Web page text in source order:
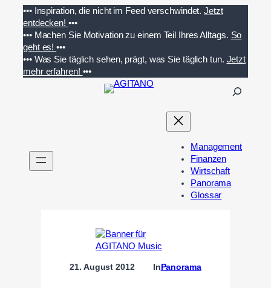
Inhalt
springen
••• Inspiration, die nicht im Feed verschwindet. Jetzt
entdecken! •••
••• Machen Sie Motivation zu einem Teil Ihres Alltags. So
geht es!•••
••• Was Sie täglich sehen, prägt, was Sie täglich tun. Jetzt
mehr erfahren! •••
n
Management
Finanzen
Wirtschaft
Panorama
Glossar
21. August 2012 InPanorama